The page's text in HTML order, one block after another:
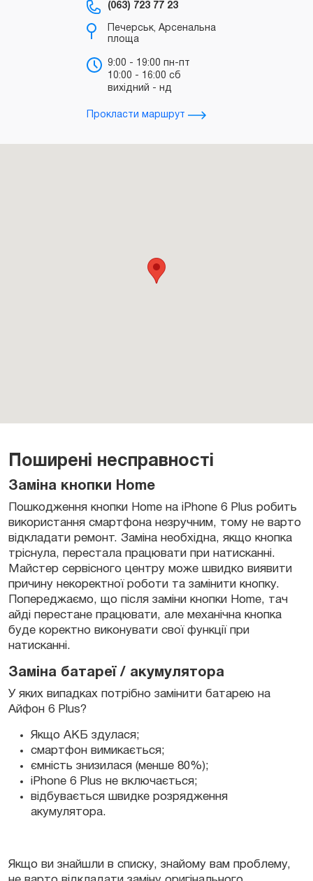
(063) 723 77 23
Печерськ, Арсенальна
площа
9:00 - 19:00 пн-пт
10:00 - 16:00 сб
вихідний - нд
Прокласти маршрут
Поширені несправності
Заміна кнопки Home
Пошкодження кнопки Home на iPhone 6 Plus робить
використання смартфона незручним, тому не варто
відкладати ремонт. Заміна необхідна, якщо кнопка
тріснула, перестала працювати при натисканні.
Майстер сервісного центру може швидко виявити
причину некоректної роботи та замінити кнопку.
Попереджаємо, що після заміни кнопки Home, тач
айді перестане працювати, але механічна кнопка
буде коректно виконувати свої функції при
натисканні.
Заміна батареї / акумулятора
У яких випадках потрібно замінити батарею на
Айфон 6 Plus?
Якщо АКБ здулася;
смартфон вимикається;
ємність знизилася (менше 80%);
iPhone 6 Plus не включається;
відбувається швидке розрядження
акумулятора.
Якщо ви знайшли в списку, знайому вам проблему,